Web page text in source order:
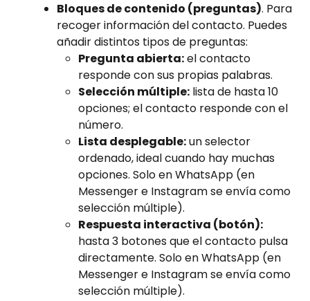
Bloques de contenido (preguntas). Para
recoger información del contacto. Puedes
añadir distintos tipos de preguntas:
Pregunta abierta: el contacto
responde con sus propias palabras.
Selección múltiple: lista de hasta 10
opciones; el contacto responde con el
número.
Lista desplegable: un selector
ordenado, ideal cuando hay muchas
opciones. Solo en WhatsApp (en
Messenger e Instagram se envía como
selección múltiple).
Respuesta interactiva (botón):
hasta 3 botones que el contacto pulsa
directamente. Solo en WhatsApp (en
Messenger e Instagram se envía como
selección múltiple).